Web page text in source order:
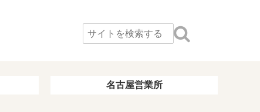
名古屋営業所